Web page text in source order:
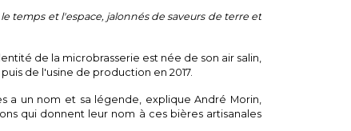
temps et l'espace, jalonnés de saveurs de terre et
de la microbrasserie est née de son air salin,
de l'usine de production en 2017.
a un nom et sa légende, explique André Morin,
qui donnent leur nom à ces bières artisanales